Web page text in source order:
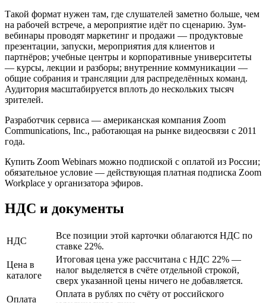
Такой формат нужен там, где слушателей заметно больше, чем
на рабочей встрече, а мероприятие идёт по сценарию. Зум-
вебинары проводят маркетинг и продажи — продуктовые
презентации, запуски, мероприятия для клиентов и
партнёров; учебные центры и корпоративные университеты
— курсы, лекции и разборы; внутренние коммуникации —
общие собрания и трансляции для распределённых команд.
Аудитория масштабируется вплоть до нескольких тысяч
зрителей.
Разработчик сервиса — американская компания Zoom
Communications, Inc., работающая на рынке видеосвязи с 2011
года.
Купить Zoom Webinars можно подпиской с оплатой из России;
обязательное условие — действующая платная подписка Zoom
Workplace у организатора эфиров.
НДС и документы
НДС
Все позиции этой карточки облагаются НДС по
ставке 22%.
Цена в
каталоге
Итоговая цена уже рассчитана с НДС 22% —
налог выделяется в счёте отдельной строкой,
сверх указанной цены ничего не добавляется.
Оплата
Оплата в рублях по счёту от российского